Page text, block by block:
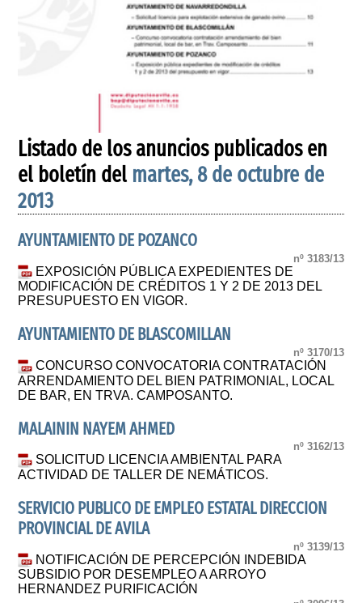
Listado de los anuncios publicados en
el boletín del martes, 8 de octubre de
2013
AYUNTAMIENTO DE POZANCO
nº 3183/13
EXPOSICIÓN PÚBLICA EXPEDIENTES DE
MODIFICACIÓN DE CRÉDITOS 1 Y 2 DE 2013 DEL
PRESUPUESTO EN VIGOR.
AYUNTAMIENTO DE BLASCOMILLAN
nº 3170/13
CONCURSO CONVOCATORIA CONTRATACIÓN
ARRENDAMIENTO DEL BIEN PATRIMONIAL, LOCAL
DE BAR, EN TRVA. CAMPOSANTO.
MALAININ NAYEM AHMED
nº 3162/13
SOLICITUD LICENCIA AMBIENTAL PARA
ACTIVIDAD DE TALLER DE NEMÁTICOS.
SERVICIO PUBLICO DE EMPLEO ESTATAL DIRECCION
PROVINCIAL DE AVILA
nº 3139/13
NOTIFICACIÓN DE PERCEPCIÓN INDEBIDA
SUBSIDIO POR DESEMPLEO A ARROYO
HERNANDEZ PURIFICACIÓN